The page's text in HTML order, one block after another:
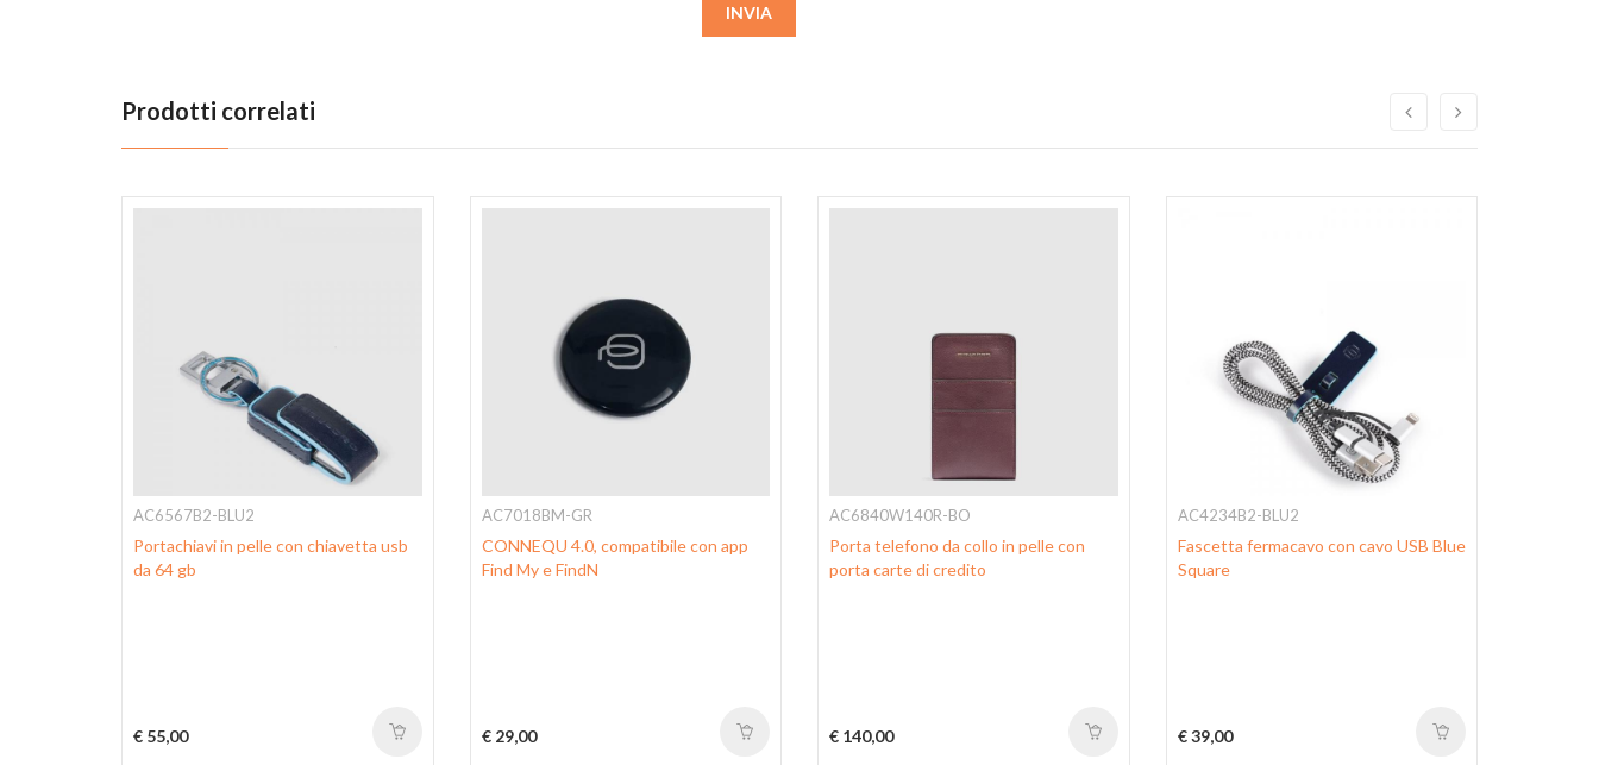
INVIA
Prodotti correlati
AC6567B2-BLU2
Portachiavi in pelle con chiavetta usb
da 64 gb
€ 55,00
AC7018BM-GR
CONNEQU 4.0, compatibile con app
Find My e FindN
€ 29,00
AC6840W140R-BO
Porta telefono da collo in pelle con
porta carte di credito
€ 140,00
AC4234B2-BLU2
Fascetta fermacavo con cavo USB Blue
Square
€ 39,00